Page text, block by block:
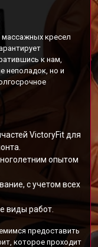
кресел
к нам,
неполадок, но и
VictoryFit для
опытом
с учетом всех
виды работ.
предоставить
которое проходит